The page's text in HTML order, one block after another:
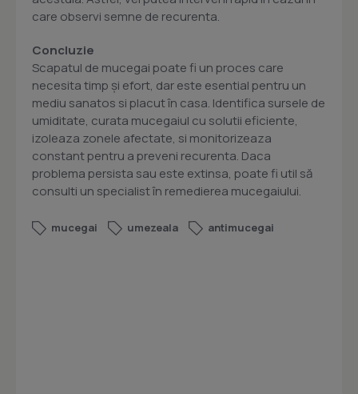
care observi semne de recurenta.
Concluzie
Scapatul de mucegai poate fi un proces care
necesita timp și efort, dar este esential pentru un
mediu sanatos si placut în casa. Identifica sursele de
umiditate, curata mucegaiul cu solutii eficiente,
izoleaza zonele afectate, si monitorizeaza
constant pentru a preveni recurenta. Daca
problema persista sau este extinsa, poate fi util să
consulti un specialist în remedierea mucegaiului.
mucegai umezeala antimucegai